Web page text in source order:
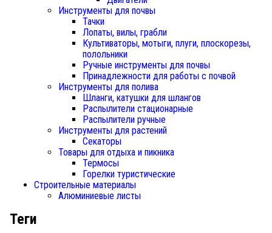
Инструменты для почвы
Тачки
Лопаты, вилы, грабли
Культиваторы, мотыги, плуги, плоскорезы,
полольники
Ручные инструменты для почвы
Принадлежности для работы с почвой
Инструменты для полива
Шланги, катушки для шлангов
Распылители стационарные
Распылители ручные
Инструменты для растений
Секаторы
Товары для отдыха и пикника
Термосы
Горелки туристические
Строительные материалы
Алюминиевые листы
Теги